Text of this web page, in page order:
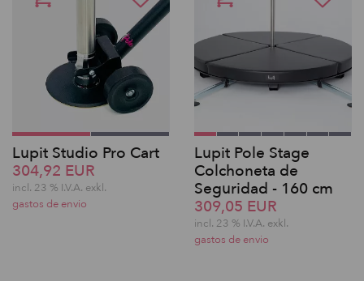
Lupit Studio Pro Cart
304,92 EUR
incl. 23 % I.V.A. exkl.
gastos de envio
Lupit Pole Stage
Colchoneta de
Seguridad - 160 cm
309,05 EUR
incl. 23 % I.V.A. exkl.
gastos de envio